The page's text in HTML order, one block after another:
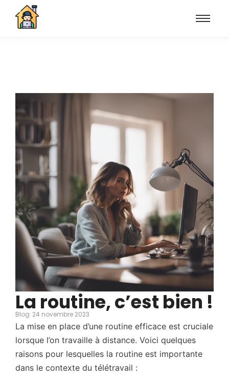
La routine, c’est bien !
Blog 24 novembre 2023
La mise en place d’une routine efficace est cruciale
lorsque l’on travaille à distance. Voici quelques
raisons pour lesquelles la routine est importante
dans le contexte du télétravail :